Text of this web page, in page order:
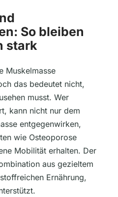
So bleiben
stark
Muskelmasse
das bedeutet nicht,
musst. Wer
kann nicht nur dem
entgegenwirken,
wie Osteoporose
Mobilität erhalten. Der
aus gezieltem
Ernährung,